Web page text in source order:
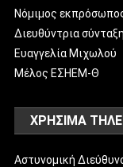
Νόμιμος
Διευθύντρια
Ευαγγελία Μιχωλού
Μέλος ΕΣΗΕΜ-Θ
ΧΡΗΣΙΜΑ
Αστυνομική